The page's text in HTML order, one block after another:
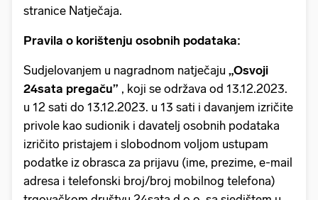
stranice Natječaja.
Pravila o korištenju osobnih podataka:
Sudjelovanjem u nagradnom natječaju „Osvoji
24sata pregaču” , koji se održava od 13.12.2023.
u 12 sati do 13.12.2023. u 13 sati i davanjem izričite
privole kao sudionik i davatelj osobnih podataka
izričito pristajem i slobodnom voljom ustupam
podatke iz obrasca za prijavu (ime, prezime, e-mail
adresa i telefonski broj/broj mobilnog telefona)